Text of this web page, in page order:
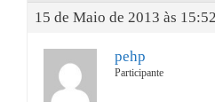
15 de Maio de 2013 às 15:52
pehp
Participante